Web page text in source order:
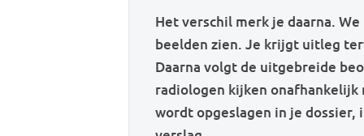
Het verschil merk je daarna.
beelden zien. Je krijgt uitleg
Daarna volgt de uitgebreide
radiologen kijken onafhankelijk
wordt opgeslagen in je dossier,